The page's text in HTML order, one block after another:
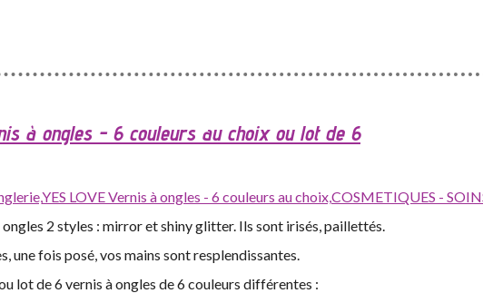
à ongles - 6 couleurs au choix ou lot de 6
YES LOVE Vernis à ongles - 6 couleurs au choix,COSMETIQUES -
ongles 2 styles : mirror et shiny glitter. Ils sont irisés, paillettés.
une fois posé, vos mains sont resplendissantes.
lot de 6 vernis à ongles de 6 couleurs différentes :